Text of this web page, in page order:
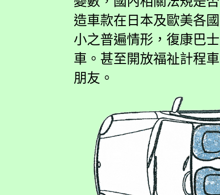
造車款在日本及歐美各
小之普遍情形，復康巴
車。甚至開放福祉計程
朋友。